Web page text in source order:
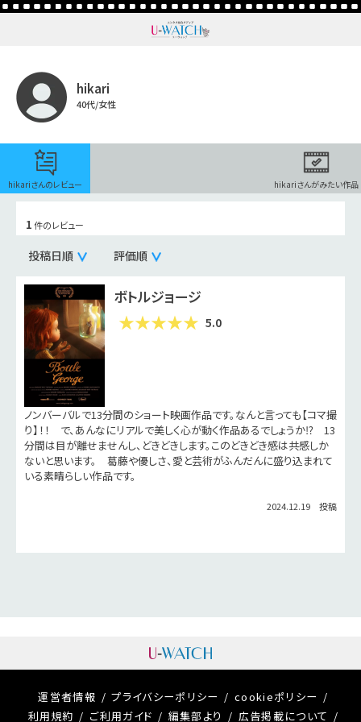
hikari
40代/女性
hikariさんのレビュー hikariさんがみたい作品
1件のレビュー
投稿日順 評価順
ボトルジョージ
5.0
ノンバーバルで13分間のショート映画作品です。なんと言っても【コマ撮
り】！！ で、あんなにリアルで美しく心が動く作品あるでしょうか⁉️ 13
分間は目が離せませんし、どきどきします。このどきどき感は共感しか
ないと思います。 葛藤や優しさ、愛と芸術がふんだんに盛り込まれて
いる素晴らしい作品です。
2024.12.19 投稿
運営者情報 プライバシーポリシー
cookieポリシー
利用規約
ご利用ガイド 編集部より 広告掲載について